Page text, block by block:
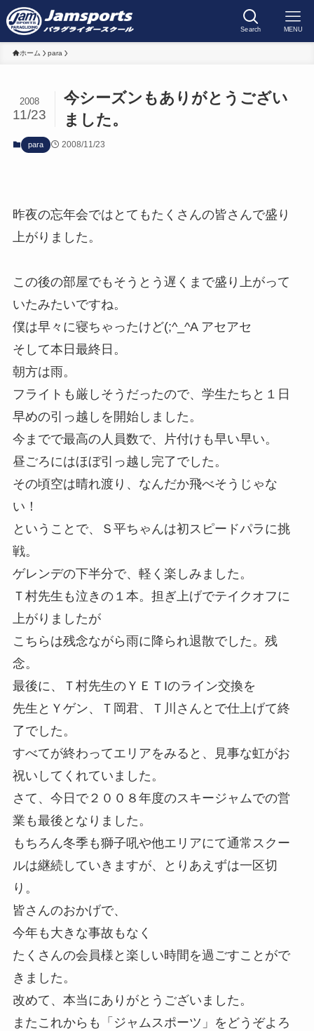
Search MENU
ホーム para
今シーズンもありがとうござい
ました。
2008
11/23
para 2008/11/23
昨夜の忘年会ではとてもたくさんの皆さんで盛り
上がりました。
この後の部屋でもそうとう遅くまで盛り上がって
いたみたいですね。
僕は早々に寝ちゃったけど(;^_^A アセアセ
そして本日最終日。
朝方は雨。
フライトも厳しそうだったので、学生たちと１日
早めの引っ越しを開始しました。
今までで最高の人員数で、片付けも早い早い。
昼ごろにはほぼ引っ越し完了でした。
その頃空は晴れ渡り、なんだか飛べそうじゃな
い！
ということで、Ｓ平ちゃんは初スピードパラに挑
戦。
ゲレンデの下半分で、軽く楽しみました。
Ｔ村先生も泣きの１本。担ぎ上げでテイクオフに
上がりましたが
こちらは残念ながら雨に降られ退散でした。残
念。
最後に、Ｔ村先生のＹＥＴIのライン交換を
先生とＹゲン、Ｔ岡君、Ｔ川さんとで仕上げて終
了でした。
すべてが終わってエリアをみると、見事な虹がお
祝いしてくれていました。
さて、今日で２００８年度のスキージャムでの営
業も最後となりました。
もちろん冬季も獅子吼や他エリアにて通常スクー
ルは継続していきますが、とりあえずは一区切
り。
皆さんのおかげで、
今年も大きな事故もなく
たくさんの会員様と楽しい時間を過ごすことがで
きました。
改めて、本当にありがとうございました。
またこれからも「ジャムスポーツ」をどうぞよろ